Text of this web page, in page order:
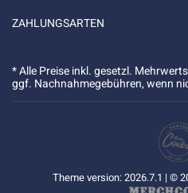
ZAHLUNGSARTEN
* Alle Preise inkl. gesetzl.
ggf. Nachnahmegebühren, wenn
Theme version: 2026.7.1 | ©